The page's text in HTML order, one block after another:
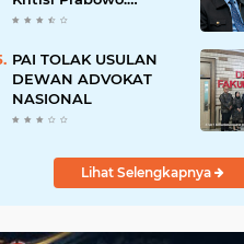
Evaluasi Pendirian
Mendesak Sebaiknya
Dibatalkan
PAI TOLAK USULAN
DEWAN ADVOKAT
NASIONAL
Lihat Selengkapnya